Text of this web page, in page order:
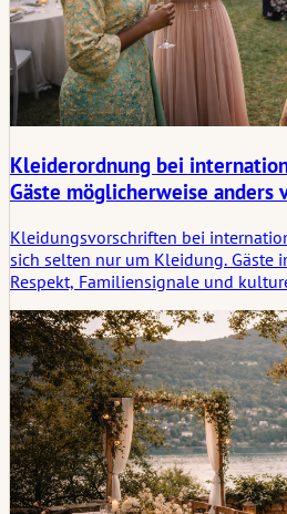
Kleiderordnung bei
Gäste möglicherweise anders
Kleidungsvorschriften bei
sich selten nur um Kleidung. Gäste
Respekt, Familiensignale und
verschiedenen Kontexten
für einen Gast offensichtlich
wirken kann.